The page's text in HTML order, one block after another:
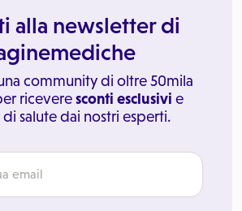
alla newsletter di
community di oltre 50mila
riceveresconti esclusivi e
salute dai nostri esperti.